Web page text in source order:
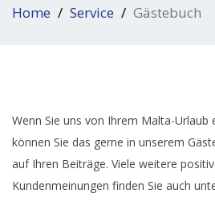
Home Service Gästebuch
Wenn Sie uns von Ihrem Malta-Urlaub
können Sie das gerne in unserem
auf Ihren Beiträge. Viele weitere
Kundenmeinungen finden Sie auch